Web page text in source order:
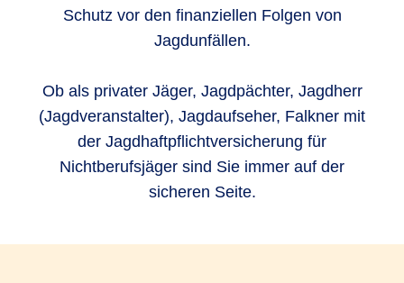
Schutz vor den finanziellen Folgen von
Jagdunfällen.
Ob als privater Jäger, Jagdpächter, Jagdherr
(Jagdveranstalter), Jagdaufseher, Falkner mit
der Jagdhaftpflichtversicherung für
Nichtberufsjäger sind Sie immer auf der
sicheren Seite.